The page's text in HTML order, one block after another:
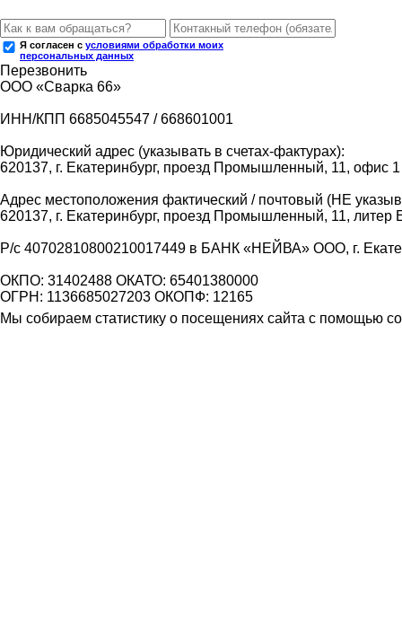
Я согласен с условиями обработки моих
персональных данных
Перезвонить
ООО «Сварка 66»
ИНН/КПП 6685045547 / 668601001
Юридический адрес (указывать в счетах-фактурах):
620137, г. Екатеринбург, проезд Промышленный, 11, офис 1
Адрес местоположения фактический / почтовый (НЕ
620137, г. Екатеринбург, проезд Промышленный, 11, литер
Р/с 40702810800210017449 в БАНК «НЕЙВА» ООО, г.
ОКПО: 31402488 ОКАТО: 65401380000
ОГРН: 1136685027203 ОКОПФ: 12165
Мы собираем статистику о посещениях сайта с помощью